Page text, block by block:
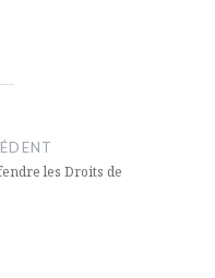
les Droits de